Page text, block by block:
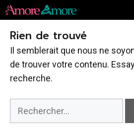
Aller
au
contenu
Rien de trouvé
Il semblerait que nous ne
de trouver votre contenu.
recherche.
Rechercher :